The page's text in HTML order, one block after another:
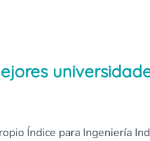
Índice para Ingeniería